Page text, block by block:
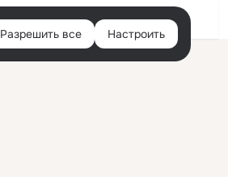
Войти
Разрешить все Настроить